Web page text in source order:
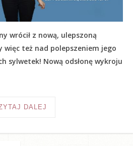
wrócił z nową, ulepszoną
też nad polepszeniem jego
sylwetek! Nową odsłonę wykroju
DALEJ